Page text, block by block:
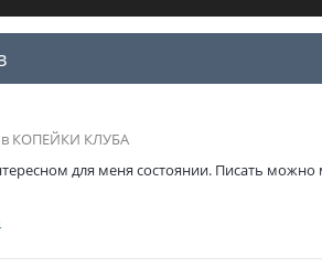
КОПЕЙКИ КЛУБА
для меня состоянии. Писать